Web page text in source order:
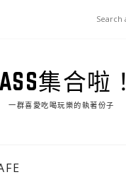
集合啦！
一群喜愛吃喝玩樂的執著份子